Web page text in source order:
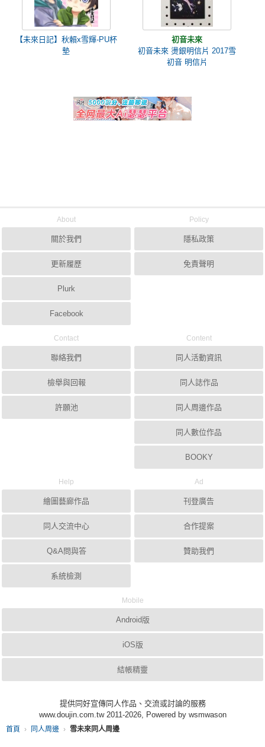
首頁 同人周邊 雪未來同人周邊
【未來日記】秋賴x雪輝-PU杯
墊
初音未來
初音未來 燙銀明信片 2017雪
初音 明信片
About
關於我們
更新履歷
Plurk
Facebook
Policy
隱私政策
免責聲明
Contact
聯絡我們
檢舉與回報
許願池
Content
同人活動資訊
同人誌作品
同人周邊作品
同人數位作品
BOOKY
Help
繪圖藝廊作品
同人交流中心
Q&A問與答
系統檢測
Ad
刊登廣告
合作提案
贊助我們
Mobile
Android版
iOS版
結帳精靈
提供同好宣傳同人作品、交流或討論的服務
www.doujin.com.tw 2011-2026, Powered by wsmwason